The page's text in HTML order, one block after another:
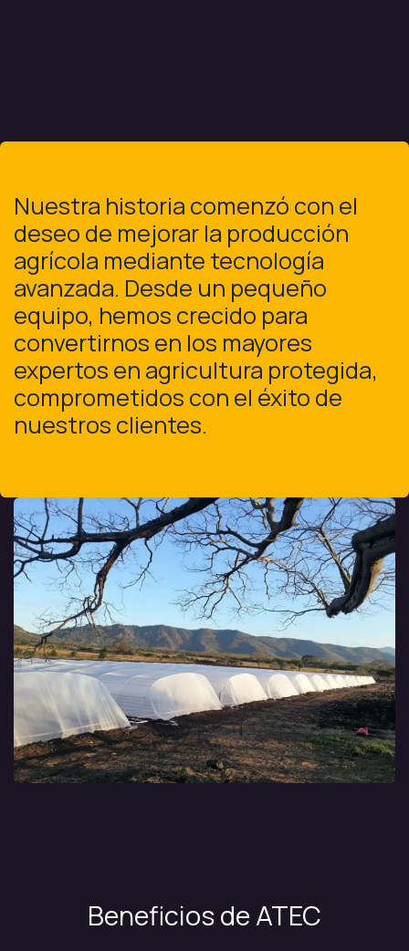
Nuestra historia comenzó con el
deseo de mejorar la producción
agrícola mediante tecnología
avanzada. Desde un pequeño
equipo, hemos crecido para
convertirnos en los mayores
expertos en agricultura protegida,
comprometidos con el éxito de
nuestros clientes.
Beneficios de ATEC